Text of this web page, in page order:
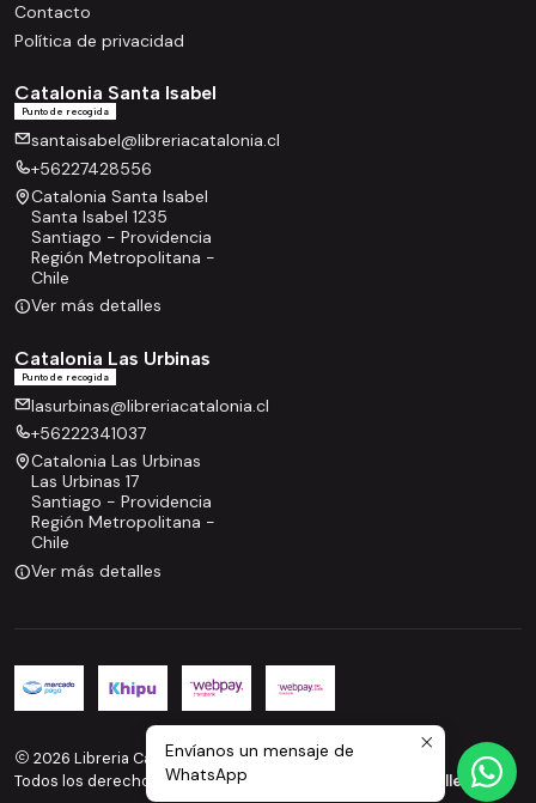
Contacto
Política de privacidad
Catalonia Santa Isabel
Punto de recogida
santaisabel@libreriacatalonia.cl
+56227428556
Catalonia Santa Isabel
Santa Isabel 1235
Santiago - Providencia
Región Metropolitana -
Chile
Ver más detalles
Catalonia Las Urbinas
Punto de recogida
lasurbinas@libreriacatalonia.cl
+56222341037
Catalonia Las Urbinas
Las Urbinas 17
Santiago - Providencia
Región Metropolitana -
Chile
Ver más detalles
2026 Libreria Catalonia.
Todos los derechos reservados.
Desarrollado por Jumpseller
Envíanos un mensaje de
WhatsApp